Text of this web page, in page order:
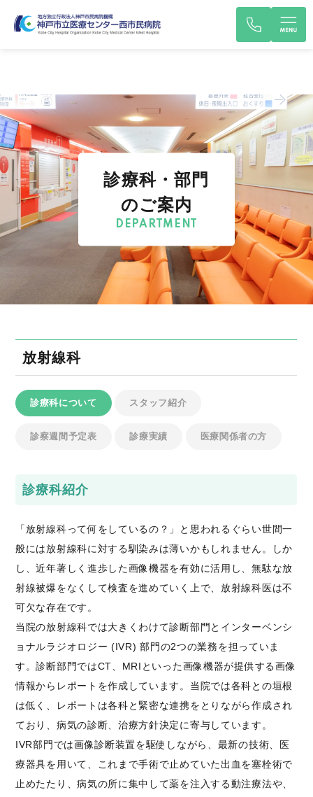
診療科・部門
のご案内
DEPARTMENT
放射線科
診療科について スタッフ紹介
診察週間予定表 診療実績 医療関係者の方
診療科紹介
「放射線科って何をしているの？」と思われるぐらい世間一
般には放射線科に対する馴染みは薄いかもしれません。しか
し、近年著しく進歩した画像機器を有効に活用し、無駄な放
射線被爆をなくして検査を進めていく上で、放射線科医は不
可欠な存在です。
当院の放射線科では大きくわけて診断部門とインターベンシ
ョナルラジオロジー (IVR) 部門の2つの業務を担っていま
す。診断部門ではCT、MRIといった画像機器が提供する画像
情報からレポートを作成しています。当院では各科との垣根
は低く、レポートは各科と緊密な連携をとりながら作成され
ており、病気の診断、治療方針決定に寄与しています。
IVR部門では画像診断装置を駆使しながら、最新の技術、医
療器具を用いて、これまで手術で止めていた出血を塞栓術で
止めたたり、病気の所に集中して薬を注入する動注療法や、